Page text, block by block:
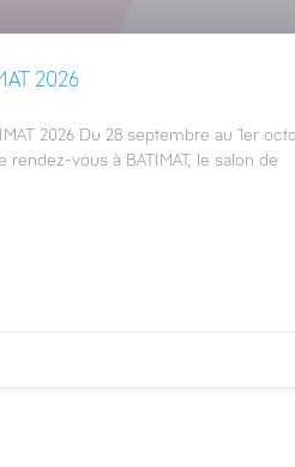
2026
2026 Du 28 septembre au 1er
vous à BATIMAT, le salon de